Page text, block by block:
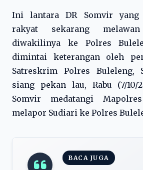
Ini lantara DR Somvir yang
rakyat sekarang
diwakilinya ke Polres
dimintai keterangan oleh
Satreskrim Polres Buleleng,
siang pekan lau, Rabu (7/10/
Somvir medatangi
melapor Sudiari ke Polres
BACA JUGA